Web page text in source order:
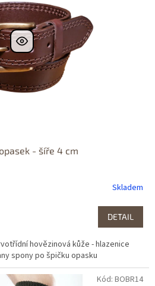
- šíře 4 cm
Skladem
DETAIL
hovězinová kůže - hlazenice
spony po špičku opasku
Kód: BOBR14